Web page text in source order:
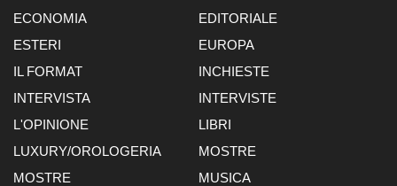
ECONOMIA
EDITORIALE
ESTERI
EUROPA
IL FORMAT
INCHIESTE
INTERVISTA
INTERVISTE
L'OPINIONE
LIBRI
LUXURY/OROLOGERIA
MOSTRE
MOSTRE
MUSICA